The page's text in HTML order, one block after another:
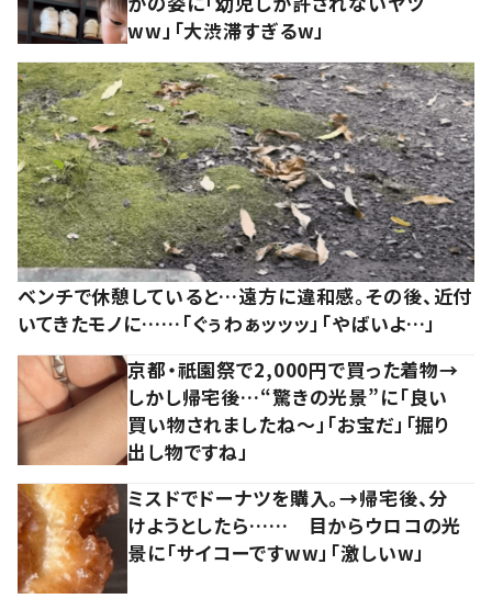
ww」「大渋滞すぎるw」
ベンチで休憩していると…遠方に違和感。その後、近付
いてきたモノに……「ぐぅわぁッッッ」「やばいよ…」
京都・祇園祭で2,000円で買った着物→
しかし帰宅後…“驚きの光景”に「良い
買い物されましたね～」「お宝だ」「掘り
出し物ですね」
ミスドでドーナツを購入。→帰宅後、分
けようとしたら…… 目からウロコの光
景に「サイコーですww」「激しいw」